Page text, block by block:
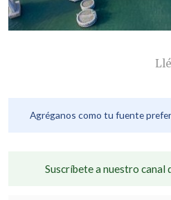
Agréganos como tu fuente
Suscríbete a nuestro canal